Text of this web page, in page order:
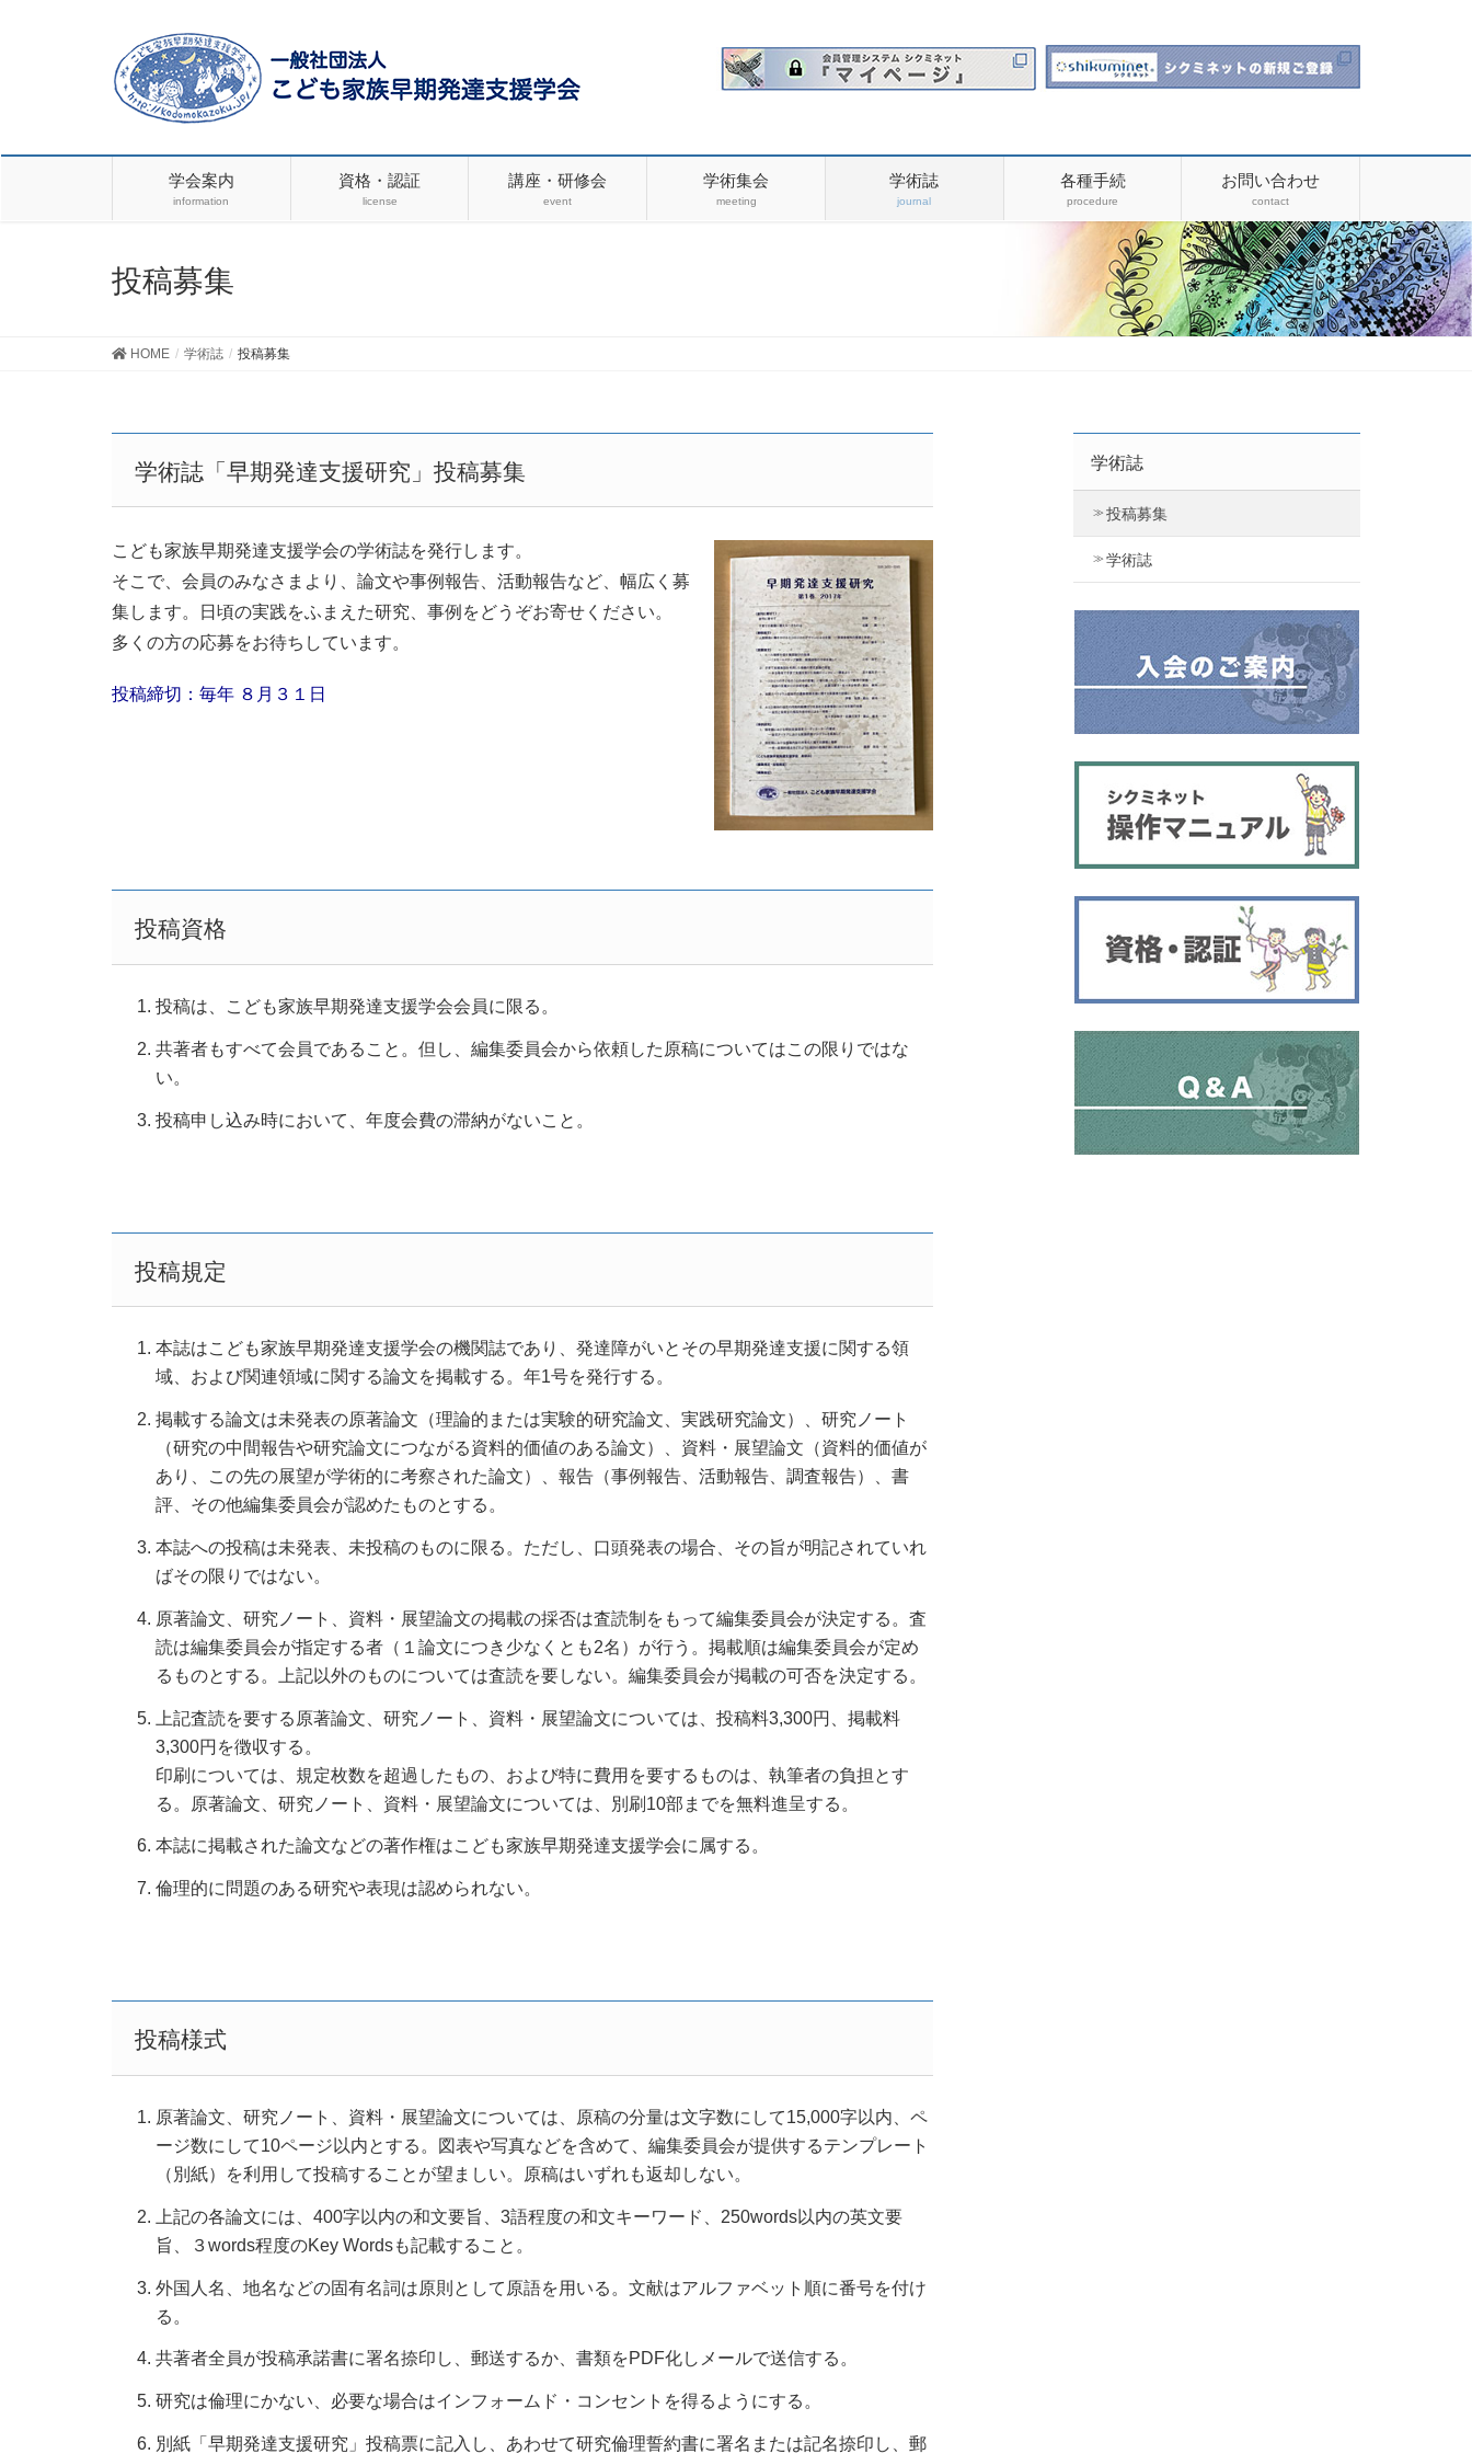
学会案内
information
資格・認証
license
講座・研修会
event
学術集会
meeting
学術誌
journal
各種手続
procedure
お問い合わせ
contact
投稿募集
HOME 学術誌 投稿募集
学術誌「早期発達支援研究」投稿募集
こども家族早期発達支援学会の学術誌を発行します。
そこで、会員のみなさまより、論文や事例報告、活動報告など、幅広く募
集します。日頃の実践をふまえた研究、事例をどうぞお寄せください。
多くの方の応募をお待ちしています。
投稿締切：毎年 ８月３１日
投稿資格
投稿は、こども家族早期発達支援学会会員に限る。
共著者もすべて会員であること。但し、編集委員会から依頼した原稿についてはこの限りではな
い。
投稿申し込み時において、年度会費の滞納がないこと。
投稿規定
本誌はこども家族早期発達支援学会の機関誌であり、発達障がいとその早期発達支援に関する領
域、および関連領域に関する論文を掲載する。年1号を発行する。
掲載する論文は未発表の原著論文（理論的または実験的研究論文、実践研究論文）、研究ノート
（研究の中間報告や研究論文につながる資料的価値のある論文）、資料・展望論文（資料的価値が
あり、この先の展望が学術的に考察された論文）、報告（事例報告、活動報告、調査報告）、書
評、その他編集委員会が認めたものとする。
本誌への投稿は未発表、未投稿のものに限る。ただし、口頭発表の場合、その旨が明記されていれ
ばその限りではない。
原著論文、研究ノート、資料・展望論文の掲載の採否は査読制をもって編集委員会が決定する。査
読は編集委員会が指定する者（１論文につき少なくとも2名）が行う。掲載順は編集委員会が定め
るものとする。上記以外のものについては査読を要しない。編集委員会が掲載の可否を決定する。
上記査読を要する原著論文、研究ノート、資料・展望論文については、投稿料3,300円、掲載料
3,300円を徴収する。
印刷については、規定枚数を超過したもの、および特に費用を要するものは、執筆者の負担とす
る。原著論文、研究ノート、資料・展望論文については、別刷10部までを無料進呈する。
本誌に掲載された論文などの著作権はこども家族早期発達支援学会に属する。
倫理的に問題のある研究や表現は認められない。
投稿様式
原著論文、研究ノート、資料・展望論文については、原稿の分量は文字数にして15,000字以内、ペ
ージ数にして10ページ以内とする。図表や写真などを含めて、編集委員会が提供するテンプレート
（別紙）を利用して投稿することが望ましい。原稿はいずれも返却しない。
上記の各論文には、400字以内の和文要旨、3語程度の和文キーワード、250words以内の英文要
旨、３words程度のKey Wordsも記載すること。
外国人名、地名などの固有名詞は原則として原語を用いる。文献はアルファベット順に番号を付け
る。
共著者全員が投稿承諾書に署名捺印し、郵送するか、書類をPDF化しメールで送信する。
研究は倫理にかない、必要な場合はインフォームド・コンセントを得るようにする。
別紙「早期発達支援研究」投稿票に記入し、あわせて研究倫理誓約書に署名または記名捺印し、郵
学術誌
投稿募集
学術誌